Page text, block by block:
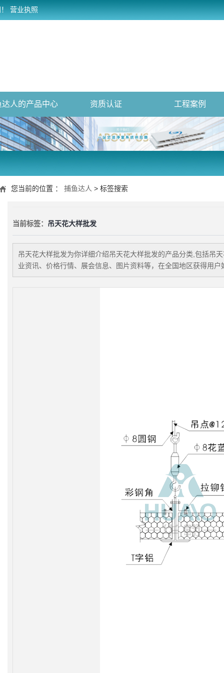
营业执照
达人的产品中心 资质认证 工程案例
您当前的位置 ： 捕鱼达人 > 标签搜索
当前标签： 吊天花大样批发
吊天花大样批发为你详细介绍吊天花大样批发的产品分类,包括吊
业资讯、价格行情、展会信息、图片资料等，在全国地区获得用